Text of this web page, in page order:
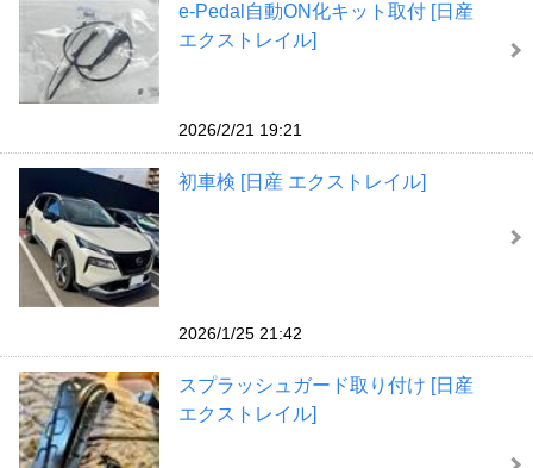
e-Pedal自動ON化キット取付 [日産
エクストレイル]
2026/2/21 19:21
初車検 [日産 エクストレイル]
2026/1/25 21:42
スプラッシュガード取り付け [日産
エクストレイル]